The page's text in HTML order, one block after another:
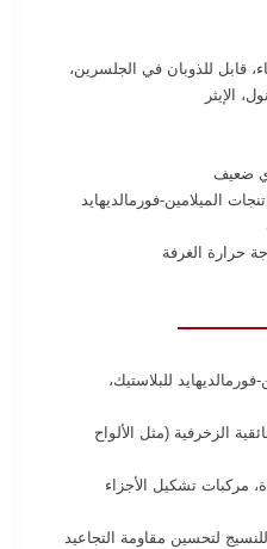
قابل للذوبان في الجلسرين،
الإيثر
الميلامين-فورمالديهايد
حرارة الغرفة
للبلاستيك،
الزخرفية (مثل الألواح
مركبات تشكيل الأجزاء
لتحسين مقاومة التجاعيد